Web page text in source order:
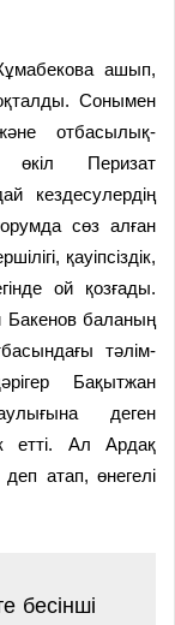
ашып,
Сонымен
отбасылық-
өкіл Перизат
кездесулердің
сөз алған
қауіпсіздік,
ой қозғады.
баланың
тәлім-
Бақытжан
деген
етті. Ал Ардақ
атап, өнегелі
бесінші